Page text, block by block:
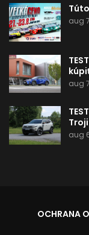
aug
aug
aug
OCHRANA